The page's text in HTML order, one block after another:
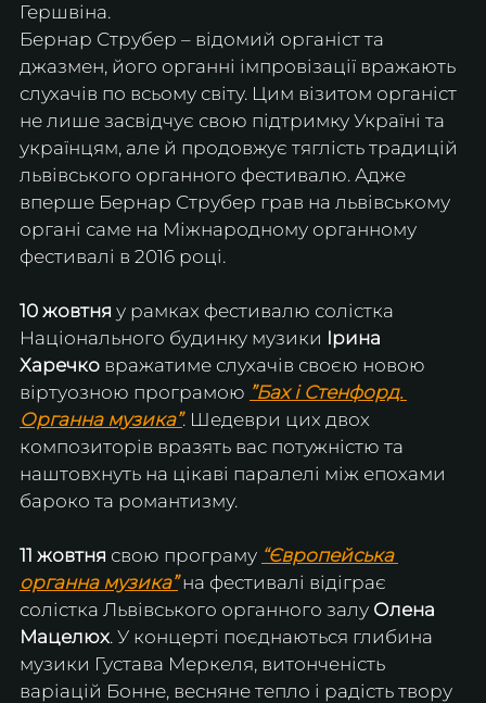
Гершвіна.
Бернар Струбер – відомий органіст та
джазмен, його органні імпровізації вражають
слухачів по всьому світу. Цим візитом органіст
не лише засвідчує свою підтримку Україні та
українцям, але й продовжує тяглість традицій
львівського органного фестивалю. Адже
вперше Бернар Струбер грав на львівському
органі саме на Міжнародному органному
фестивалі в 2016 році.
10 жовтня у рамках фестивалю солістка
Національного будинку музики Ірина
Харечко вражатиме слухачів своєю новою
віртуозною програмою ”Бах і Стенфорд.
Органна музика”. Шедеври цих двох
композиторів вразять вас потужністю та
наштовхнуть на цікаві паралелі між епохами
бароко та романтизму.
11 жовтня свою програму “Європейська
органна музика” на фестивалі відіграє
солістка Львівського органного залу Олена
Мацелюх. У концерті поєднаються глибина
музики Густава Меркеля, витонченість
варіацій Бонне, весняне тепло і радість твору